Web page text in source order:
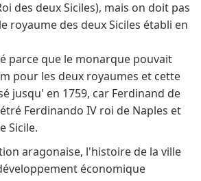
des deux Siciles), mais on doit pas
royaume des deux Siciles établi en
parce que le monarque pouvait
pour les deux royaumes et cette
jusqu' en 1759, car Ferdinand de
Ferdinando IV roi de Naples et
Sicile.
aragonaise, l'histoire de la ville
économique